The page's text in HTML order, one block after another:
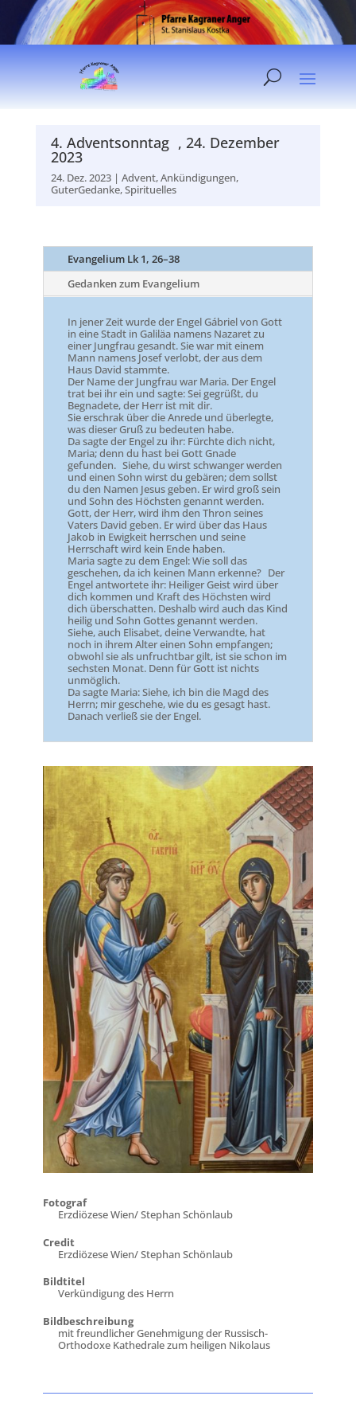
4. Adventsonntag , 24. Dezember
2023
24. Dez. 2023 |Advent,Ankündigungen,
GuterGedanke,Spirituelles
Evangelium Lk 1, 26–38
Gedanken zum Evangelium
In jener Zeit wurde der Engel Gábriel von Gott
in eine Stadt in Galiläa namens Nazaret zu
einer Jungfrau gesandt. Sie war mit einem
Mann namens Josef verlobt, der aus dem
Haus David stammte.
Der Name der Jungfrau war Maria. Der Engel
trat bei ihr ein und sagte: Sei gegrüßt, du
Begnadete, der Herr ist mit dir.
Sie erschrak über die Anrede und überlegte,
was dieser Gruß zu bedeuten habe.
Da sagte der Engel zu ihr: Fürchte dich nicht,
Maria; denn du hast bei Gott Gnade
gefunden. Siehe, du wirst schwanger werden
und einen Sohn wirst du gebären; dem sollst
du den Namen Jesus geben. Er wird groß sein
und Sohn des Höchsten genannt werden.
Gott, der Herr, wird ihm den Thron seines
Vaters David geben. Er wird über das Haus
Jakob in Ewigkeit herrschen und seine
Herrschaft wird kein Ende haben.
Maria sagte zu dem Engel: Wie soll das
geschehen, da ich keinen Mann erkenne? Der
Engel antwortete ihr: Heiliger Geist wird über
dich kommen und Kraft des Höchsten wird
dich überschatten. Deshalb wird auch das Kind
heilig und Sohn Gottes genannt werden.
Siehe, auch Elisabet, deine Verwandte, hat
noch in ihrem Alter einen Sohn empfangen;
obwohl sie als unfruchtbar gilt, ist sie schon im
sechsten Monat. Denn für Gott ist nichts
unmöglich.
Da sagte Maria: Siehe, ich bin die Magd des
Herrn; mir geschehe, wie du es gesagt hast.
Danach verließ sie der Engel.
Fotograf
Erzdiözese Wien/ Stephan Schönlaub
Credit
Erzdiözese Wien/ Stephan Schönlaub
Bildtitel
Verkündigung des Herrn
Bildbeschreibung
mit freundlicher Genehmigung der Russisch-
Orthodoxe Kathedrale zum heiligen Nikolaus